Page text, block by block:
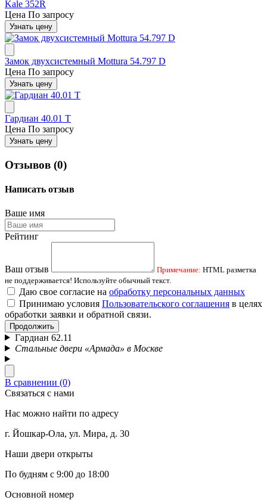
Kale 352R
Цена По запросу
Узнать цену
Замок двухсистемный Mottura 54.797 D
Цена По запросу
Узнать цену
Гардиан 40.01 Т
Цена По запросу
Узнать цену
Отзывов (0)
Написать отзыв
Ваше имя
Рейтинг
Ваш отзыв Примечание: HTML разметка
не поддерживается! Используйте обычный текст.
Даю свое согласие на обработку персональных данных
Принимаю условия Пользовательского соглашения в целях
обработки заявки и обратной связи.
Продолжить
Гардиан 62.11
Стальные двери «Армада» в Москве
В сравнении (0)
Связаться с нами
Нас можно найти по адресу
г. Йошкар-Ола, ул. Мира, д. 30
Наши двери открыты
По будням с 9:00 до 18:00
Основной номер